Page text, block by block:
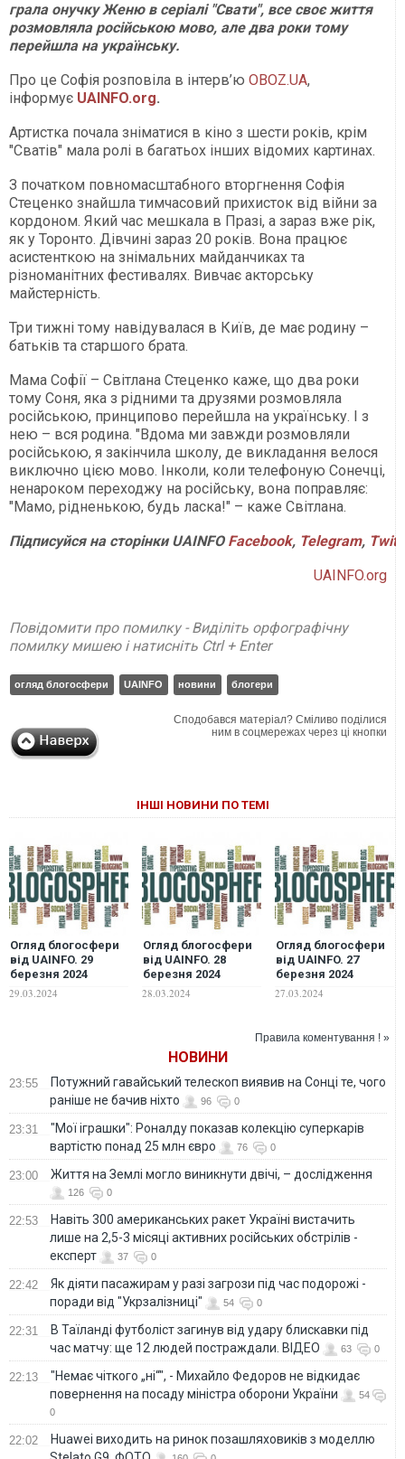
грала онучку Женю в серіалі "Свати", все своє життя
розмовляла російською мово, але два роки тому
перейшла на українську.
Про це Софія розповіла в інтерв’ю OBOZ.UA,
інформує UAINFO.org.
Артистка почала зніматися в кіно з шести років, крім
"Сватів" мала ролі в багатьох інших відомих картинах.
З початком повномасштабного вторгнення Софія
Стеценко знайшла тимчасовий прихисток від війни за
кордоном. Який час мешкала в Празі, а зараз вже рік,
як у Торонто. Дівчині зараз 20 років. Вона працює
асистенткою на знімальних майданчиках та
різноманітних фестивалях. Вивчає акторську
майстерність.
Три тижні тому навідувалася в Київ, де має родину –
батьків та старшого брата.
Мама Софії – Світлана Стеценко каже, що два роки
тому Соня, яка з рідними та друзями розмовляла
російською, принципово перейшла на українську. І з
нею – вся родина. "Вдома ми завжди розмовляли
російською, я закінчила школу, де викладання велося
виключно цією мово. Інколи, коли телефоную Сонечці,
ненароком переходжу на російську, вона поправляє:
"Мамо, рідненькою, будь ласка!" – каже Світлана.
Підписуйся на сторінки UAINFO Facebook, Telegram,
UAINFO.org
Повідомити про помилку - Виділіть орфографічну
помилку мишею і натисніть Ctrl + Enter
огляд блогосфери UAINFO новини блогери
Сподобався матеріал? Сміливо поділися
ним в соцмережах через ці кнопки
ІНШІ НОВИНИ ПО ТЕМІ
Огляд блогосфери
від UAINFO. 29
березня 2024
29.03.2024
Огляд блогосфери
від UAINFO. 28
березня 2024
28.03.2024
Огляд блогосфери
від UAINFO. 27
березня 2024
27.03.2024
Правила коментування ! »
НОВИНИ
23:55
Потужний гавайський телескоп виявив на Сонці те, чого
раніше не бачив ніхто
96 0
23:31
"Мої іграшки": Роналду показав колекцію суперкарів
вартістю понад 25 млн євро
76 0
23:00 Життя на Землі могло виникнути двічі, – дослідження
126 0
22:53
Навіть 300 американських ракет Україні вистачить
лише на 2,5-3 місяці активних російських обстрілів -
експерт
37 0
22:42
Як діяти пасажирам у разі загрози під час подорожі -
поради від "Укрзалізниці"
54 0
22:31
В Таїланді футболіст загинув від удару блискавки під
час матчу: ще 12 людей постраждали. ВІДЕО
63 0
22:13
"Немає чіткого „ні“", - Михайло Федоров не відкидає
повернення на посаду міністра оборони України
54
0
22:02
Huawei виходить на ринок позашляховиків з моделлю